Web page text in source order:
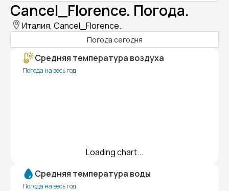
Cancel_Florence. Погода.
Италия, Cancel_Florence.
Погода сегодня
Средняя температура воздуха
Погода на весь год
Loading chart...
Средняя температура воды
Погода на весь год